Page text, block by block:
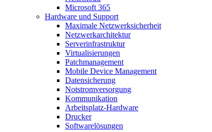
Microsoft 365
Hardware und Support
Maximale Netzwerksicherheit
Netzwerkarchitektur
Serverinfrastruktur
Virtualisierungen
Patchmanagement
Mobile Device Management
Datensicherung
Notstromversorgung
Kommunikation
Arbeitsplatz-Hardware
Drucker
Softwarelösungen